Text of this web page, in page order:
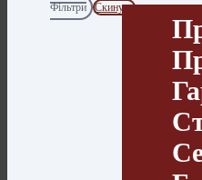
Фільтри
Скинути